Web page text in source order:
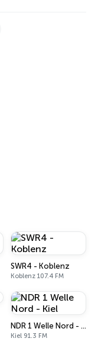
SWR4 - Koblenz
Koblenz 107.4 FM
NDR 1 Welle Nord - Kiel
Kiel 91.3 FM